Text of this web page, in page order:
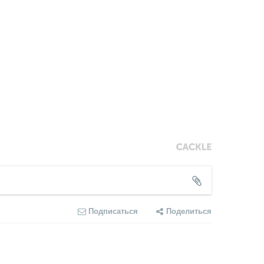
Подписаться Поделиться